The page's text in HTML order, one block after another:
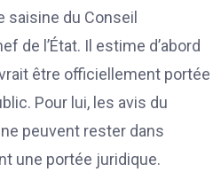
saisine du Conseil
de l’État. Il estime d’abord
être officiellement portée
Pour lui, les avis du
peuvent rester dans
une portée juridique.